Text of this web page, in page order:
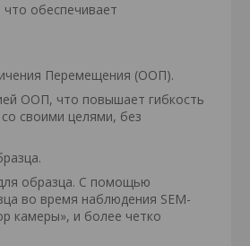
обеспечивает
Перемещения (ООП).
ООП, что повышает гибкость
своими целями, без
образца. С помощью
во время наблюдения SEM-
камеры», и более четко